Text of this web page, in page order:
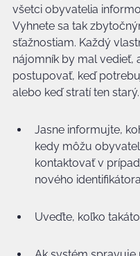
všetci obyvatelia
Vyhnete sa tak
sťažnostiam. Každý
nájomník by mal vedieť,
postupovať, keď
alebo keď stratí ten starý.
Jasne informujte,
kedy môžu
kontaktovať v
nového
Uveďte, koľko